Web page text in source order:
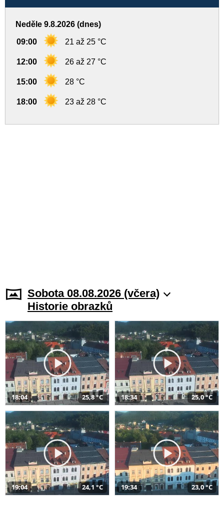
Neděle 9.8.2026 (dnes)
09:00 21 až 25 °C
12:00 26 až 27 °C
15:00 28 °C
18:00 23 až 28 °C
Sobota 08.08.2026 (včera)
Historie obrazků
18:04 25,8 °C 18:34 25,0 °C
19:04 24,1 °C 19:34 23,0 °C